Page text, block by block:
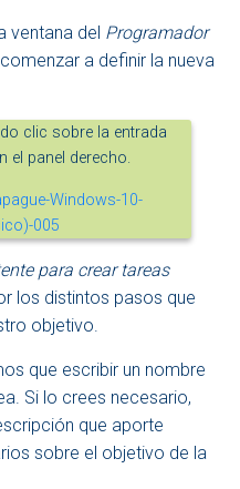
ventana del Programador
a definir la nueva
clic sobre la entrada
el panel derecho.
para crear tareas
los distintos pasos que
objetivo.
que escribir un nombre
Si lo crees necesario,
que aporte
sobre el objetivo de la